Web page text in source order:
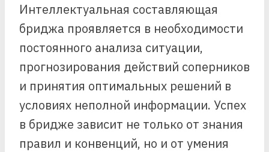
Интеллектуальная составляющая
бриджа проявляется в необходимости
постоянного анализа ситуации,
прогнозирования действий соперников
и принятия оптимальных решений в
условиях неполной информации. Успех
в бридже зависит не только от знания
правил и конвенций, но и от умения